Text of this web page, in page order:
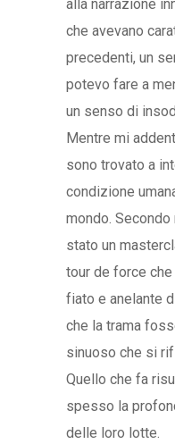
alla narrazione
che avevano
precedenti, un
potevo fare a
un senso di
Mentre mi
sono trovato a
condizione
mondo.
stato un
tour de force
fiato e anelante
che la trama
sinuoso che si
Quello che fa
spesso la
delle loro lotte.